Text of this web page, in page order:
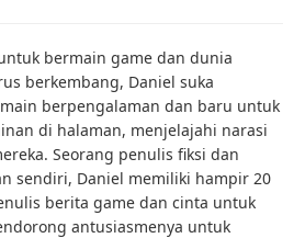
bermain game dan dunia
berkembang, Daniel suka
berpengalaman dan baru untuk
di halaman, menjelajahi narasi
Seorang penulis fiksi dan
sendiri, Daniel memiliki hampir 20
berita game dan cinta untuk
antusiasmenya untuk